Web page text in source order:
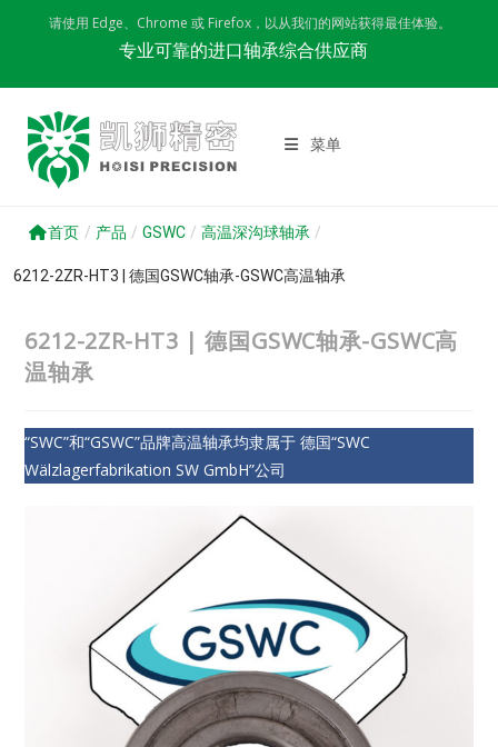
请使用 Edge、Chrome 或 Firefox，以从我们的网站获得最佳体验。
专业可靠的进口轴承综合供应商
菜单
首页 / 产品 / GSWC / 高温深沟球轴承 /
6212-2ZR-HT3 | 德国GSWC轴承-GSWC高温轴承
6212-2ZR-HT3 | 德国GSWC轴承-GSWC高
温轴承
“SWC”和“GSWC”品牌高温轴承均隶属于 德国“SWC
Wälzlagerfabrikation SW GmbH”公司